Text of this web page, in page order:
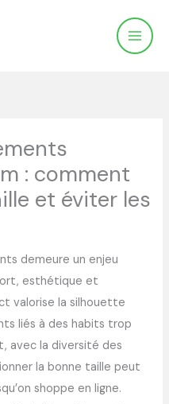
: comment
et éviter les
demeure un enjeu
esthétique et
valorise la silhouette
liés à des habits trop
avec la diversité des
la bonne taille peut
shoppe en ligne.